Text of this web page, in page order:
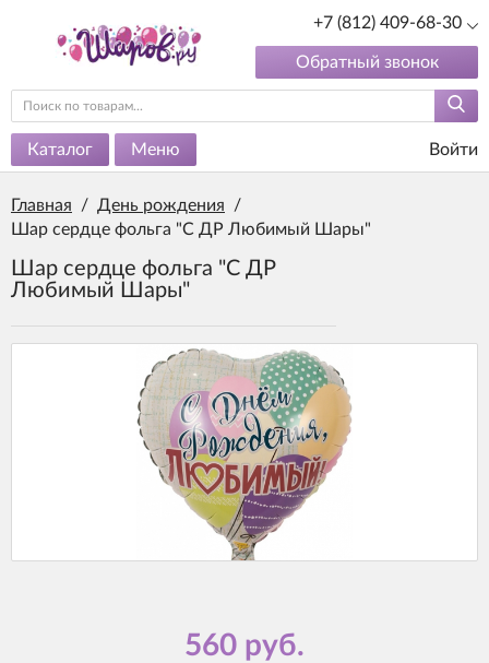
+7 (812) 409-68-30
Обратный звонок
Каталог Меню Войти
Главная / День рождения
/
Шар сердце фольга "С ДР Любимый Шары"
Шар сердце фольга "С ДР
Любимый Шары"
560 руб.